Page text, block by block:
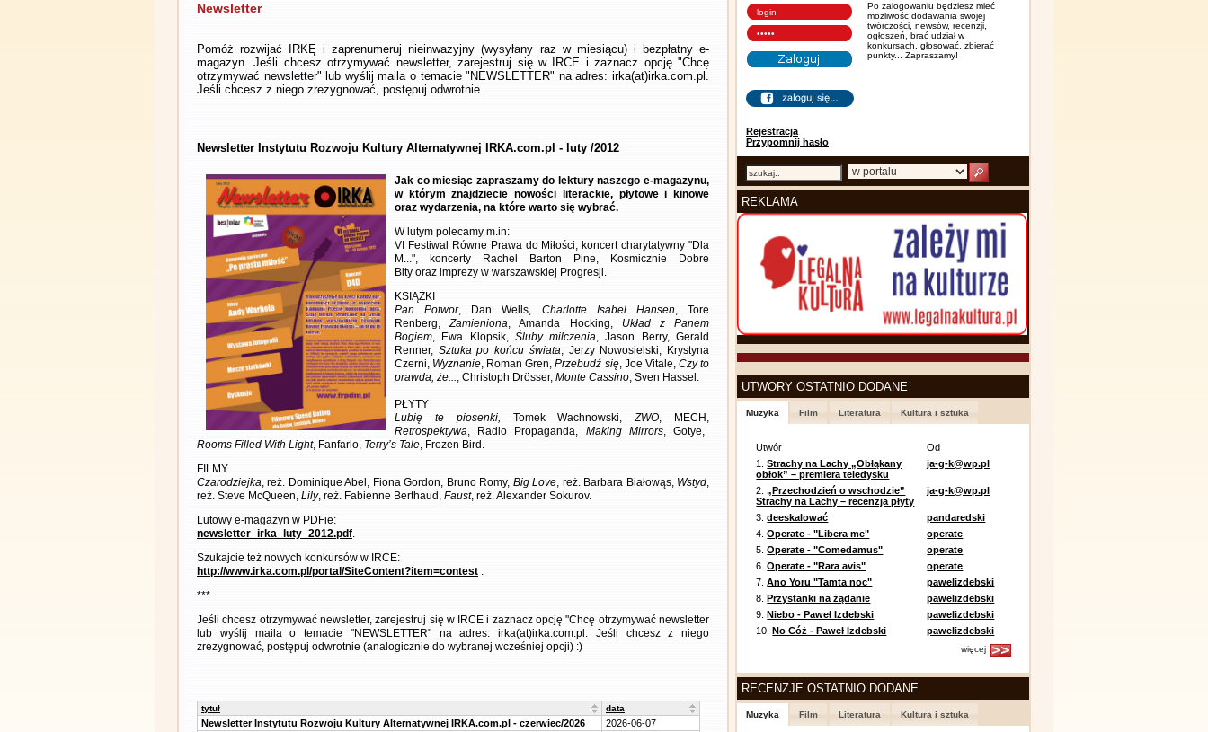
Newsletter
Pomóż rozwijać IRKĘ i zaprenumeruj nieinwazyjny (wysyłany raz w miesiącu) i bezpłatny e-
magazyn. Jeśli chcesz otrzymywać newsletter, zarejestruj się w IRCE i zaznacz opcję "Chcę
otrzymywać newsletter" lub wyślij maila o temacie "NEWSLETTER" na adres: irka(at)irka.com.pl.
Jeśli chcesz z niego zrezygnować, postępuj odwrotnie.
Newsletter Instytutu Rozwoju Kultury Alternatywnej IRKA.com.pl - luty /2012
Jak co miesiąc zapraszamy do lektury naszego e-magazynu,
w którym znajdziecie nowości literackie, płytowe i kinowe
oraz wydarzenia, na które warto się wybrać.
W lutym polecamy m.in:
VI Festiwal Równe Prawa do Miłości, koncert charytatywny "Dla
M...", koncerty Rachel Barton Pine, Kosmicznie Dobre
Bity oraz imprezy w warszawskiej Progresji.
KSIĄŻKI
Pan Potwor, Dan Wells, Charlotte Isabel Hansen, Tore
Renberg,Zamieniona, Amanda Hocking, Układ z Panem
Bogiem, Ewa Klopsik, Śluby milczenia, Jason Berry, Gerald
Renner, Sztuka po końcu świata, Jerzy Nowosielski, Krystyna
Czerni, Wyznanie, Roman Gren,Przebudź się, Joe Vitale, Czy to
prawda, że..., Christoph Drösser, Monte Cassino, Sven Hassel.
PŁYTY
Lubię te piosenki, Tomek Wachnowski,ZWO, MECH,
Retrospektywa, Radio Propaganda, Making Mirrors, Gotye,
Rooms Filled With Light, Fanfarlo, Terry’s Tale, Frozen Bird.
FILMY
Czarodziejka, reż. Dominique Abel, Fiona Gordon, Bruno Romy, Big Love, reż. Barbara Białowąs, Wstyd,
reż. Steve McQueen, Lily, reż. Fabienne Berthaud, Faust, reż. Alexander Sokurov.
Lutowy e-magazyn w PDFie:
newsletter_irka_luty_2012.pdf.
Szukajcie też nowych konkursów w IRCE:
http://www.irka.com.pl/portal/SiteContent?item=contest .
***
Jeśli chcesz otrzymywać newsletter, zarejestruj się w IRCE i zaznacz opcję "Chcę otrzymywać newsletter
lub wyślij maila o temacie "NEWSLETTER" na adres: irka(at)irka.com.pl. Jeśli chcesz z niego
zrezygnować, postępuj odwrotnie (analogicznie do wybranej wcześniej opcji) :)
tytuł data
Newsletter Instytutu Rozwoju Kultury Alternatywnej IRKA.com.pl - czerwiec/2026
2026-06-07
Rejestracja
Przypomnij hasło
Po zalogowaniu będziesz mieć
możliwośc dodawania swojej
twórczości, newsów, recenzji,
ogłoszeń, brać udział w
konkursach, głosować, zbierać
punkty... Zapraszamy!
REKLAMA
UTWORY OSTATNIO DODANE
Muzyka Film Literatura Kultura i sztuka
Utwór
Od
1.Strachy na Lachy „Obłąkany
obłok” – premiera teledysku
ja-g-k@wp.pl
2.„Przechodzień o wschodzie”
Strachy na Lachy – recenzja płyty
ja-g-k@wp.pl
3.deeskalować
pandaredski
4.Operate - "Libera me"
operate
5.Operate - "Comedamus"
operate
6.Operate - "Rara avis"
operate
7.Ano Yoru "Tamta noc"
pawelizdebski
8.Przystanki na żądanie
pawelizdebski
9.Niebo - Paweł Izdebski
pawelizdebski
10.No Cóż - Paweł Izdebski pawelizdebski
więcej
RECENZJE OSTATNIO DODANE
Muzyka Film Literatura Kultura i sztuka